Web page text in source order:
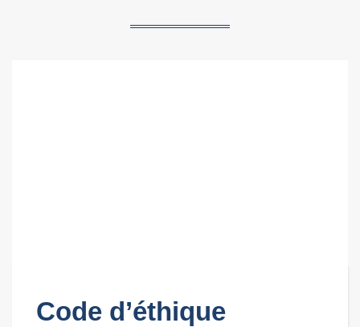
Code d’éthique